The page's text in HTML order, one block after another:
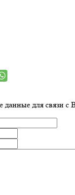
данные для связи с